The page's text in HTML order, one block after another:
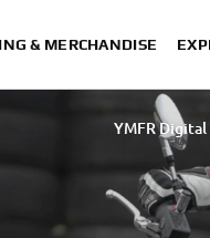
& MERCHANDISE
YMFR Digital